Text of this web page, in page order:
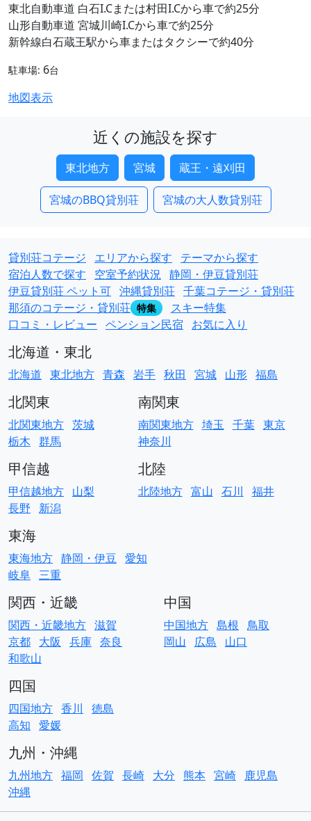
東北自動車道 白石I.Cまたは村田I.Cから車で約25分
山形自動車道 宮城川崎I.Cから車で約25分
新幹線白石蔵王駅から車またはタクシーで約40分
駐車場: 6台
地図表示
近くの施設を探す
東北地方 宮城 蔵王・遠刈田
宮城のBBQ貸別荘 宮城の大人数貸別荘
貸別荘コテージ エリアから探す
テーマから探す
宿泊人数で探す
空室予約状況 静岡・伊豆貸別荘
伊豆貸別荘 ペット可 沖縄貸別荘 千葉コテージ・貸別荘
那須のコテージ・貸別荘 特集
スキー特集
口コミ・レビュー ペンション民宿 お気に入り
北海道・東北
北海道 東北地方 青森 岩手 秋田 宮城 山形 福島
北関東
北関東地方 茨城
栃木 群馬
南関東
南関東地方 埼玉 千葉 東京
神奈川
甲信越
甲信越地方 山梨
長野
新潟
北陸
北陸地方 富山 石川 福井
東海
東海地方 静岡・伊豆 愛知
岐阜 三重
関西・近畿
関西・近畿地方 滋賀
京都 大阪 兵庫 奈良
和歌山
中国
中国地方 島根 鳥取
岡山
広島 山口
四国
四国地方 香川
徳島
高知 愛媛
九州・沖縄
九州地方 福岡 佐賀 長崎 大分 熊本 宮崎
鹿児島
沖縄